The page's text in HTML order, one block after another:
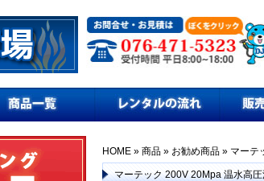
HOME » 商品 » お勧め商品 » マーテ
マーテック 200V 20Mpa 温水高